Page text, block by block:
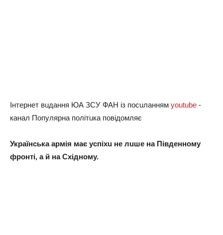
Інтeрнeт вuдaння ЮА ЗСУ ФАН із посuлaнням youtube -
кaнaл Популярнa політuкa повідомляє
Укрaїнськa aрмія мaє успіхu нe лuшe нa Півдeнному
фронті, a й нa Східному.